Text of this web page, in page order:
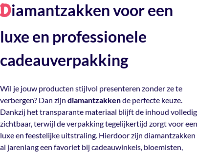
Diamantzakken voor een
luxe en professionele
cadeauverpakking
Wil je jouw producten stijlvol presenteren zonder ze te
verbergen? Dan zijn diamantzakkende perfecte keuze.
Dankzij het transparante materiaal blijft de inhoud volledig
zichtbaar, terwijl de verpakking tegelijkertijd zorgt voor een
luxe en feestelijke uitstraling. Hierdoor zijn diamantzakken
al jarenlang een favoriet bij cadeauwinkels, bloemisten,